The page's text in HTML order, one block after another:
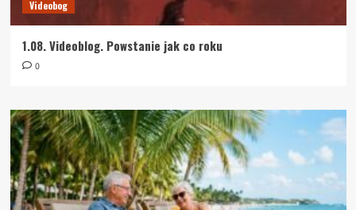
Videobog
1.08. Videoblog. Powstanie jak co roku
0